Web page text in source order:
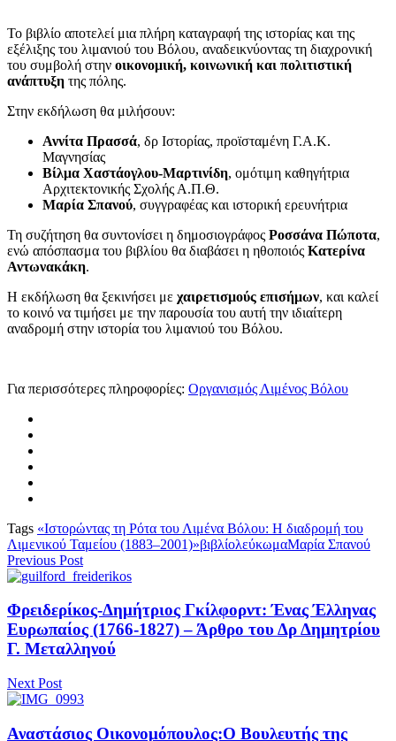
Το βιβλίο αποτελεί μια πλήρη καταγραφή της ιστορίας και της
εξέλιξης του λιμανιού του Βόλου, αναδεικνύοντας τη διαχρονική
του συμβολή στην οικονομική, κοινωνική και πολιτιστική
ανάπτυξη της πόλης.
Στην εκδήλωση θα μιλήσουν:
Αννίτα Πρασσά, δρ Ιστορίας, προϊσταμένη Γ.Α.Κ.
Μαγνησίας
Βίλμα Χαστάογλου-Μαρτινίδη, ομότιμη καθηγήτρια
Αρχιτεκτονικής Σχολής Α.Π.Θ.
Μαρία Σπανού, συγγραφέας και ιστορική ερευνήτρια
Τη συζήτηση θα συντονίσει η δημοσιογράφος Ροσσάνα Πώποτα,
ενώ απόσπασμα του βιβλίου θα διαβάσει η ηθοποιός Κατερίνα
Αντωνακάκη.
Η εκδήλωση θα ξεκινήσει με χαιρετισμούς επισήμων, και καλεί
το κοινό να τιμήσει με την παρουσία του αυτή την ιδιαίτερη
αναδρομή στην ιστορία του λιμανιού του Βόλου.
Για περισσότερες πληροφορίες: Οργανισμός Λιμένος Βόλου
Tags «Ιστορώντας τη Ρότα του Λιμένα Βόλου: Η διαδρομή του
Λιμενικού Ταμείου (1883–2001)»βιβλίολεύκωμαΜαρία Σπανού
Previous Post
Φρειδερίκος-Δημήτριος Γκίλφορντ: Ένας Έλληνας
Ευρωπαίος (1766-1827) – Άρθρο του Δρ Δημητρίου
Γ. Μεταλληνού
Next Post
Αναστάσιος Οικονομόπουλος:Ο Βουλευτής της